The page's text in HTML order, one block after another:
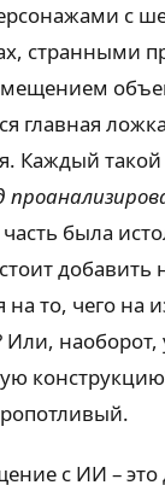
с
странными
главная
Каждый такой
была
добавить
на то, чего на
наоборот,
с ИИ – это